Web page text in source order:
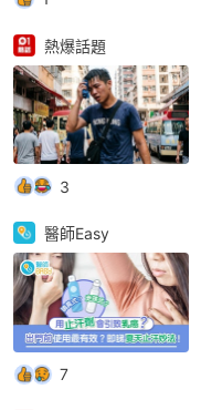
熱爆話題
3
醫師Easy
7